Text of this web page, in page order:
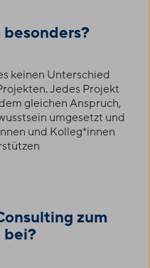
besonders?
keinen Unterschied
Jedes Projekt
gleichen Anspruch,
umgesetzt und
und Kolleg*innen
zum
bei?